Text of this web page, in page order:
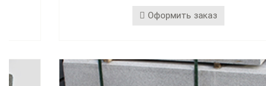
Оформить заказ